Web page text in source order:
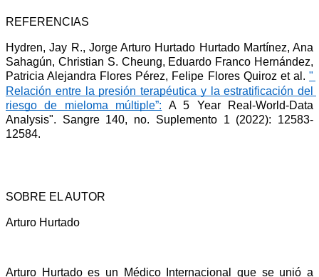
REFERENCIAS
Hydren, Jay R., Jorge Arturo Hurtado Hurtado Martínez, Ana
Sahagún, Christian S. Cheung, Eduardo Franco Hernández,
Patricia Alejandra Flores Pérez, Felipe Flores Quiroz et al. "
Relación entre la presión terapéutica y la estratificación del
riesgo de mieloma múltiple”: A 5 Year Real-World-Data
Analysis". Sangre 140, no. Suplemento 1 (2022): 12583-
12584.
SOBRE EL AUTOR
Arturo Hurtado
Arturo Hurtado es un Médico Internacional que se unió a